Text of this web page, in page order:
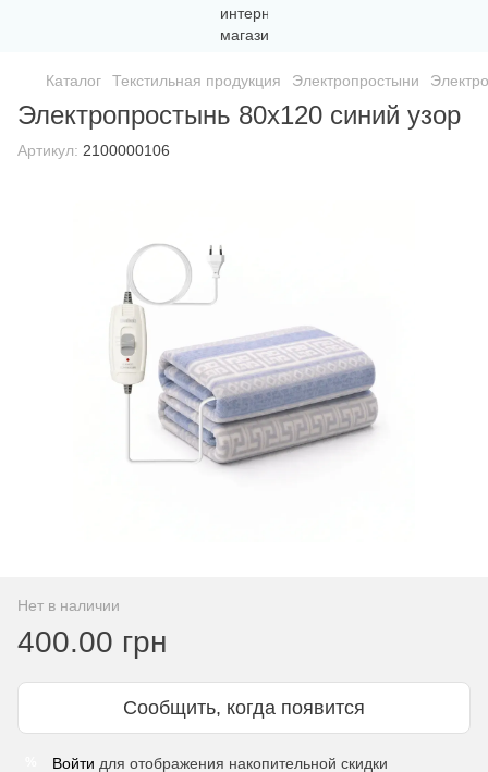
Каталог Текстильная продукция Электропростыни
Электропростынь 80х120 синий узор
Артикул: 2100000106
Нет в наличии
400.00 грн
Сообщить, когда появится
Войти для отображения накопительной скидки